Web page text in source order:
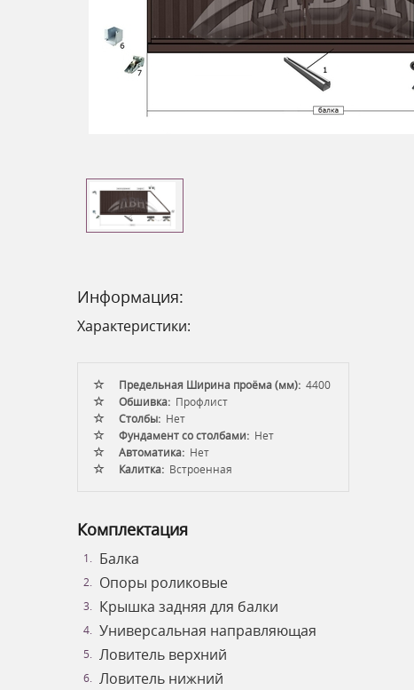
Информация:
Характеристики:
Предельная Ширина проёма (мм): 4400
Обшивка: Профлист
Столбы: Нет
Фундамент со столбами: Нет
Автоматика: Нет
Калитка: Встроенная
Комплектация
Балка
Опоры роликовые
Крышка задняя для балки
Универсальная направляющая
Ловитель верхний
Ловитель нижний